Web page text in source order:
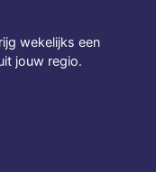
wekelijks een
jouw regio.